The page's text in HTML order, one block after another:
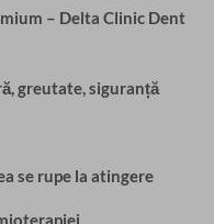
– Delta Clinic Dent
greutate, siguranță
se rupe la atingere